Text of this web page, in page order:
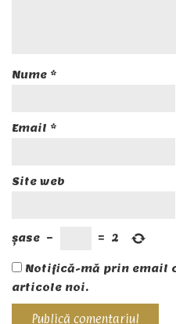
Nume *
Email *
Site web
șase − = 2
Notifică-mă prin email
articole noi.